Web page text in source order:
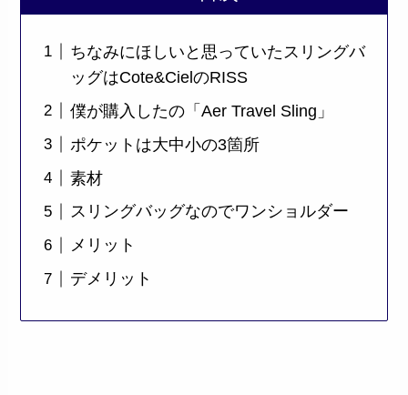
ちなみにほしいと思っていたスリングバ
ッグはCote&CielのRISS
僕が購入したの「Aer Travel Sling」
ポケットは大中小の3箇所
素材
スリングバッグなのでワンショルダー
メリット
デメリット